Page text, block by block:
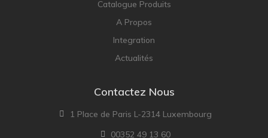
Catalogue Produits
A Propos
Integration
Actualités
Contactez Nous
1 Place de Paris L-2314 Luxembourg
00352 49 13 60